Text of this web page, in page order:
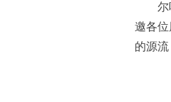
尔
邀各
的源流